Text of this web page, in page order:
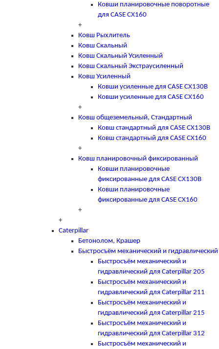
Ковши планировочные поворотные
для CASE CX160
+
Ковш Рыхлитель
Ковш Скальный
Ковш Скальный Усиленный
Ковш Скальный Экстраусиленный
Ковш Усиленный
Ковши усиленные для CASE CX130B
Ковши усиленные для CASE CX160
+
Ковш общеземельный, Стандартный
Ковш стандартный для CASE CX130B
Ковш стандартный для CASE CX160
+
Ковш планировочный фиксированный
Ковши планировочные
фиксированные для CASE CX130B
Ковши планировочные
фиксированные для CASE CX160
+
+
Caterpillar
Бетонолом, Крашер
Быстросъём механический и гидравлический
Быстросъём механический и
гидравлический для Caterpillar 205
Быстросъём механический и
гидравлический для Caterpillar 211
Быстросъём механический и
гидравлический для Caterpillar 215
Быстросъём механический и
гидравлический для Caterpillar 312
Быстросъём механический и